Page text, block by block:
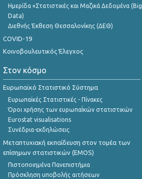
Ημερίδα «Στατιστικές και Μαζικά Δεδομένα (Big
Data)
Διεθνής Έκθεση Θεσσαλονίκης (ΔΕΘ)
COVID-19
Κοινοβουλευτικός Έλεγχος
Στον κόσμο
Ευρωπαϊκό Στατιστικό Σύστημα
Ευρωπαϊκές Στατιστικές - Πίνακες
Όροι χρήσης των ευρωπαΪκών στατιστικών
Eurostat visualisations
Συνέδρια-εκδηλώσεις
Μεταπτυχιακή εκπαίδευση στον τομέα των
επίσημων στατιστικών (EMOS)
Πιστοποιημένα Πανεπιστήμια
Πρόσκληση υποβολής αιτήσεων